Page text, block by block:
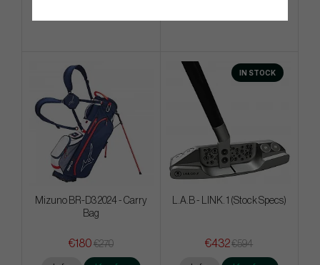
Mizuno BR-D3 2024 - Carry
Bag
€180 €270
IN STOCK
L.A.B - LINK. 1 (Stock Specs)
€432€594